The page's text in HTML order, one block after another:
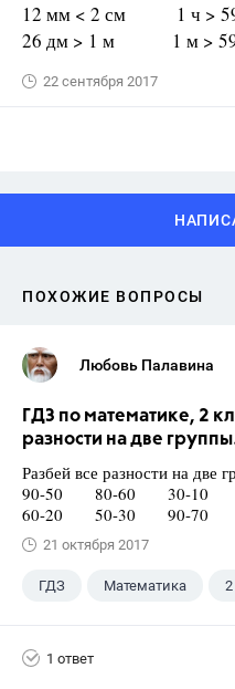
12 мм < 2 см 1 ч >
26 дм > 1 м 1 м >
22 сентября 2017
ПОХОЖИЕ ВОПРОСЫ
Любовь Палавина
ГДЗ по математике, 2
разности на две
Разбей все разности на две
90-50 80-60 30-10
60-20 50-30 90-70
21 октября 2017
ГДЗ Математика
1 ответ